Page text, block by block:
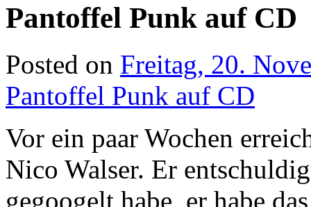
Pantoffel Punk auf CD
Posted on Freitag, 20.
Pantoffel Punk auf CD
Vor ein paar Wochen
Nico Walser. Er
gegoogelt habe, er habe